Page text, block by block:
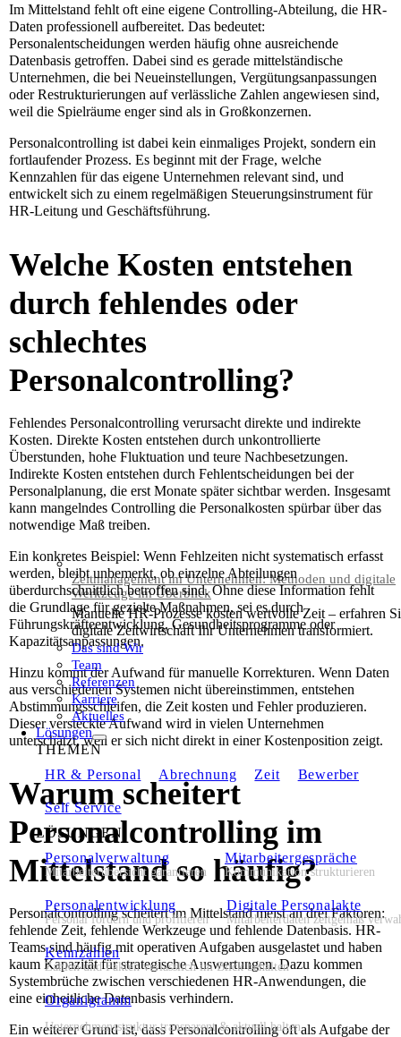
Zeitmanagement im Unternehmen: Methoden und digitale
Werkzeuge im Überblick
Manuelle HR-Prozesse kosten wertvolle Zeit – erfahren
digitale Zeitwirtschaft Ihr Unternehmen transformiert.
Das sind Wir
Team
Referenzen
Karriere
Aktuelles
Lösungen
THEMEN
HR & Personal
Abrechnung Zeit Bewerber
Self Service
LÖSUNGEN
Personalverwaltung
Mitarbeiterübersicht garantieren
Mitarbeitergespräche
Kommunikation strukturieren
Personalentwicklung
Personal fördern und profitieren
Digitale Personalakte
Mitarbeiterdaten zeitgemäß
Kennzahlen
Zahlen und Fakten verlässlich im Blick behalten
Organigramm
Unternehmensstruktur transparent & aktuell halten
Im Mittelstand fehlt oft eine eigene Controlling-Abteilung, die HR-
Daten professionell aufbereitet. Das bedeutet:
Personalentscheidungen werden häufig ohne ausreichende
Datenbasis getroffen. Dabei sind es gerade mittelständische
Unternehmen, die bei Neueinstellungen, Vergütungsanpassungen
oder Restrukturierungen auf verlässliche Zahlen angewiesen sind,
weil die Spielräume enger sind als in Großkonzernen.
Personalcontrolling ist dabei kein einmaliges Projekt, sondern ein
fortlaufender Prozess. Es beginnt mit der Frage, welche
Kennzahlen für das eigene Unternehmen relevant sind, und
entwickelt sich zu einem regelmäßigen Steuerungsinstrument für
HR-Leitung und Geschäftsführung.
Welche Kosten entstehen
durch fehlendes oder
schlechtes
Personalcontrolling?
Fehlendes Personalcontrolling verursacht direkte und indirekte
Kosten. Direkte Kosten entstehen durch unkontrollierte
Überstunden, hohe Fluktuation und teure Nachbesetzungen.
Indirekte Kosten entstehen durch Fehlentscheidungen bei der
Personalplanung, die erst Monate später sichtbar werden. Insgesamt
kann mangelndes Controlling die Personalkosten spürbar über das
notwendige Maß treiben.
Ein konkretes Beispiel: Wenn Fehlzeiten nicht systematisch erfasst
werden, bleibt unbemerkt, ob einzelne Abteilungen
überdurchschnittlich betroffen sind. Ohne diese Information fehlt
die Grundlage für gezielte Maßnahmen, sei es durch
Führungskräfteentwicklung, Gesundheitsprogramme oder
Kapazitätsanpassungen.
Hinzu kommt der Aufwand für manuelle Korrekturen. Wenn Daten
aus verschiedenen Systemen nicht übereinstimmen, entstehen
Abstimmungsschleifen, die Zeit kosten und Fehler produzieren.
Dieser versteckte Aufwand wird in vielen Unternehmen
unterschätzt, weil er sich nicht direkt in einer Kostenposition zeigt.
Warum scheitert
Personalcontrolling im
Mittelstand so häufig?
Personalcontrolling scheitert im Mittelstand meist an drei Faktoren:
fehlende Zeit, fehlende Werkzeuge und fehlende Datenbasis. HR-
Teams sind häufig mit operativen Aufgaben ausgelastet und haben
kaum Kapazität für strategische Auswertungen. Dazu kommen
Systembrüche zwischen verschiedenen HR-Anwendungen, die
eine einheitliche Datenbasis verhindern.
Ein weiterer Grund ist, dass Personalcontrolling oft als Aufgabe der